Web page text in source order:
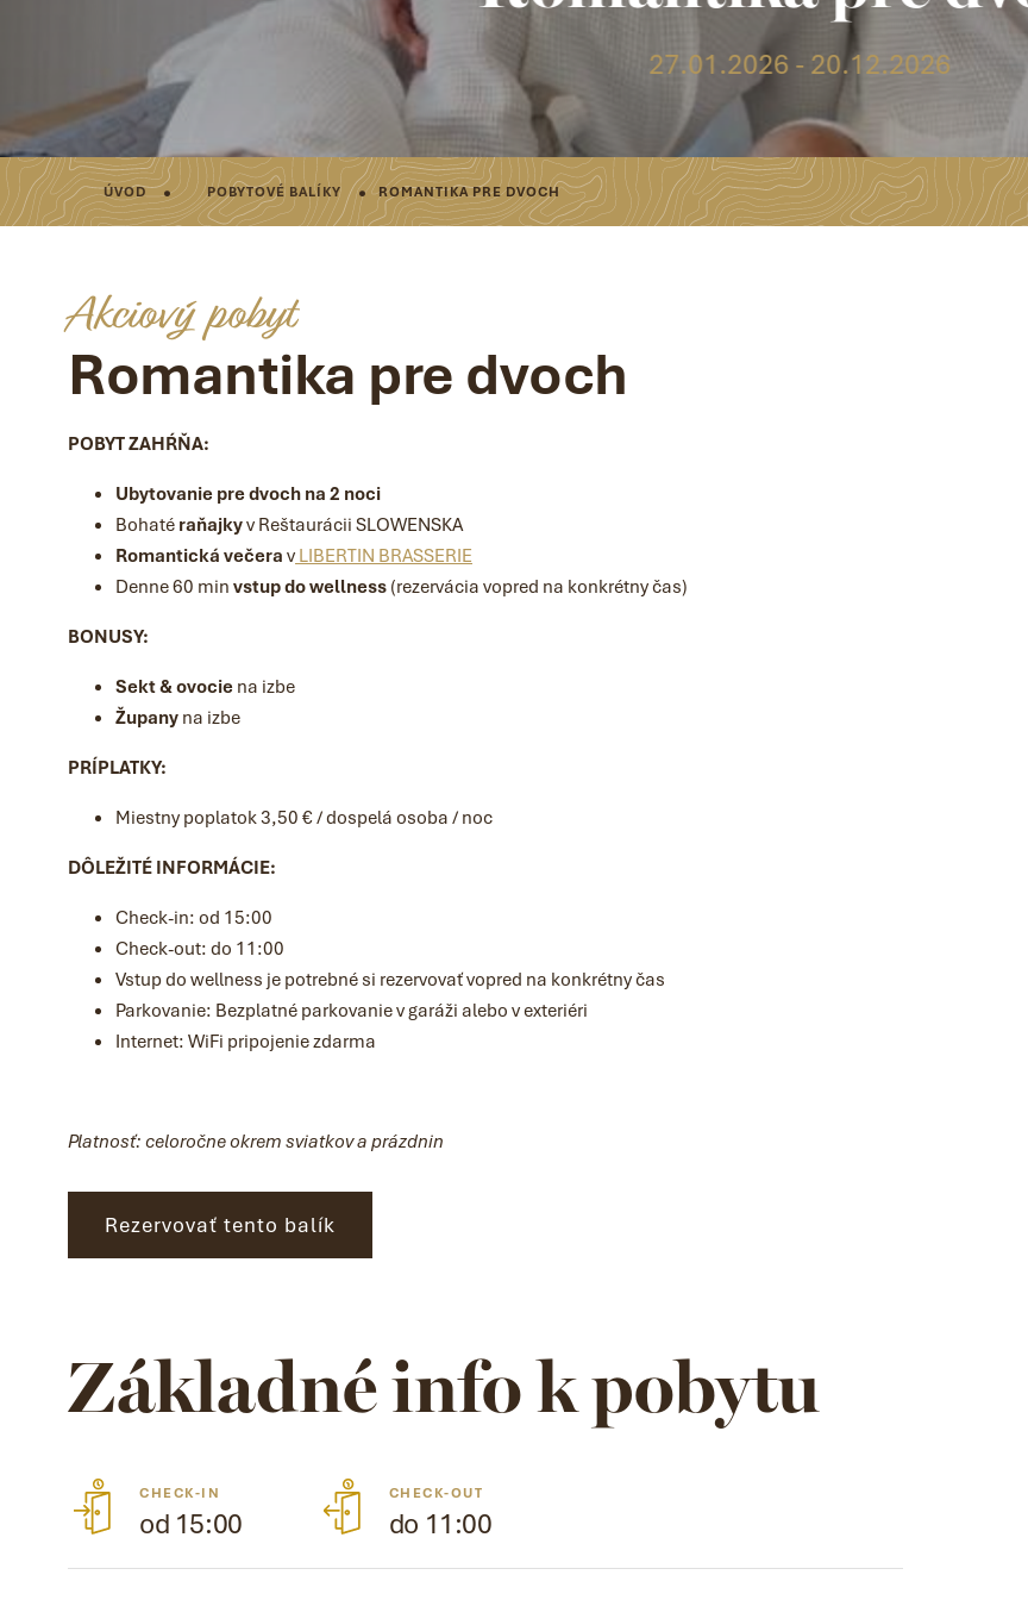
27.01.2026 - 20.12.2026
ÚVOD · POBYTOVÉ BALÍKY · ROMANTIKA PRE DVOCH
Akciový pobyt
Romantika pre dvoch
POBYT ZAHŔŇA:
Ubytovanie pre dvoch na 2 noci
Bohaté raňajkyv Reštaurácii SLOWENSKA
Romantická večera v LIBERTIN BRASSERIE
Denne 60 min vstup do wellness (rezervácia vopred na konkrétny čas)
BONUSY:
Sekt & ovocie na izbe
Župany na izbe
PRÍPLATKY:
Miestny poplatok 3,50 € / dospelá osoba / noc
DÔLEŽITÉ INFORMÁCIE:
Check-in: od 15:00
Check-out: do 11:00
Vstup do wellness je potrebné si rezervovať vopred na konkrétny čas
Parkovanie: Bezplatné parkovanie v garáži alebo v exteriéri
Internet: WiFi pripojenie zdarma
Platnosť: celoročne okrem sviatkov a prázdnin
Rezervovať tento balík
Základné info k pobytu
CHECK-IN
od 15:00
CHECK-OUT
do 11:00